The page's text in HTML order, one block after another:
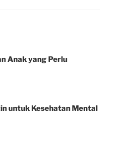
Anak yang Perlu
untuk Kesehatan Mental